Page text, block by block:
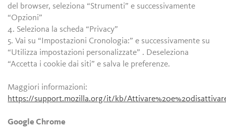
del browser, seleziona “Strumenti” e successivamente
“Opzioni”
4. Seleziona la scheda “Privacy”
5. Vai su “Impostazioni Cronologia:” e successivamente su
“Utilizza impostazioni personalizzate” . Deseleziona
“Accetta i cookie dai siti” e salva le preferenze.
Maggiori informazioni:
https://support.mozilla.org/it/kb/
Google Chrome